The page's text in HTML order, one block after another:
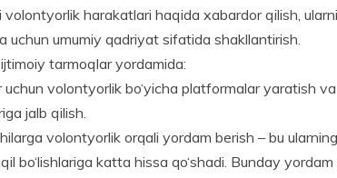
harakatlari haqida xabardor qilish,
uchun umumiy qadriyat sifatida shakllantirish.
tarmoqlar yordamida:
volontyorlik bo‘yicha platformalar yaratish va
jalb qilish.
volontyorlik orqali yordam berish – bu
bo‘lishlariga katta hissa qo‘shadi. Bunday